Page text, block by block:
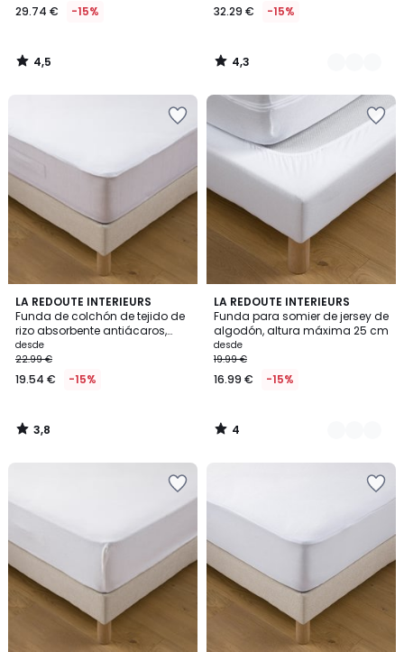
29.74 € -15%
4,5
/
32.29 € -15%
4,3
/
LA REDOUTE INTERIEURS
Funda de colchón de tejido de
rizo absorbente antiácaros,
altura máxima 30 cm
desde
22.99 €
19.54 € -15%
3,8
/ 5
3,8
/
LA REDOUTE INTERIEURS
Funda para somier de jersey de
algodón, altura máxima 25 cm
desde
19.99 €
16.99 € -15%
4
/
5
5
Colores
4
/